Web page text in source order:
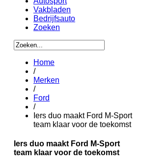
Vakbladen
Bedrijfsauto
Zoeken
Home
/
Merken
/
Ford
/
Iers duo maakt Ford M-Sport
team klaar voor de toekomst
Iers duo maakt Ford M-Sport
team klaar voor de toekomst